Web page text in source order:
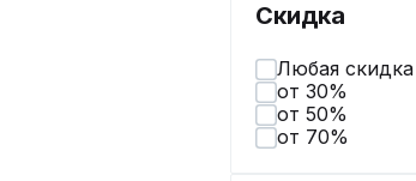
Скидка
Любая скидка
от 30%
от 50%
от 70%